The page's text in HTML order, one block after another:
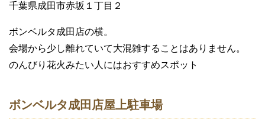
千葉県成田市赤坂１丁目２
ボンベルタ成田店の横。
会場から少し離れていて大混雑することはありません。
のんびり花火みたい人にはおすすめスポット
ボンベルタ成田店屋上駐車場